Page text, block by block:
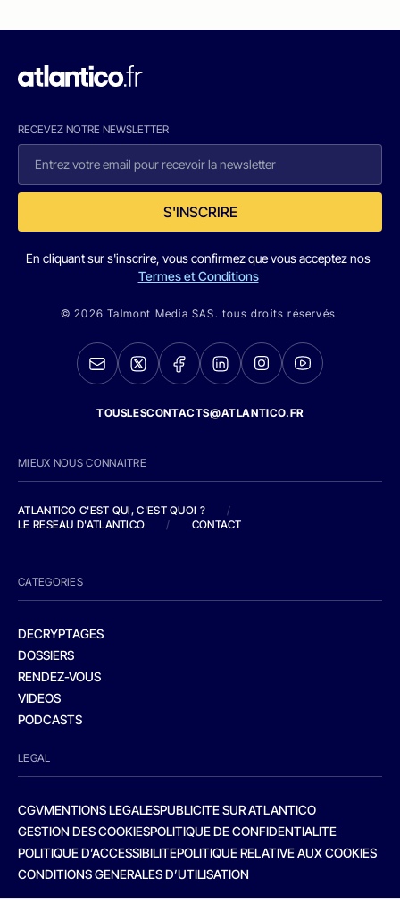
RECEVEZ NOTRE NEWSLETTER
S'INSCRIRE
En cliquant sur s'inscrire, vous confirmez que vous acceptez nos
Termes et Conditions
© 2026 Talmont Media SAS. tous droits réservés.
TOUSLESCONTACTS@ATLANTICO.FR
MIEUX NOUS CONNAITRE
ATLANTICO C'EST QUI, C'EST QUOI ?
/
LE RESEAU D'ATLANTICO
/ CONTACT
CATEGORIES
DECRYPTAGES
DOSSIERS
RENDEZ-VOUS
VIDEOS
PODCASTS
LEGAL
CGVMENTIONS LEGALESPUBLICITE SUR ATLANTICO
GESTION DES COOKIESPOLITIQUE DE CONFIDENTIALITE
POLITIQUE D’ACCESSIBILITEPOLITIQUE RELATIVE AUX COOKIES
CONDITIONS GENERALES D’UTILISATION